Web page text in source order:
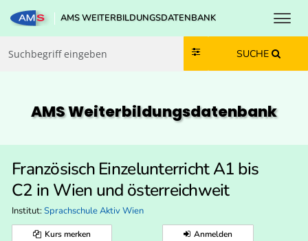
Zum Inhalt springen
Zum Navmenü springen
Zur Suche springen
Zur Footer springen
AMS WEITERBILDUNGSDATENBANK
SUCHE
AMS Weiterbildungs­datenbank
Französisch Einzelunterricht A1 bis
C2 in Wien und österreichweit
Institut: Sprachschule Aktiv Wien
Kurs merken Anmelden